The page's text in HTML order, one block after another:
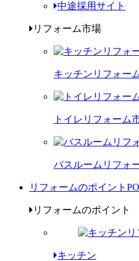
中途採用サイト
リフォーム市場
キッチンリフォー
トイレリフォーム
バスルームリフォ
リフォームのポイント
リフォームのポイント
キッチン